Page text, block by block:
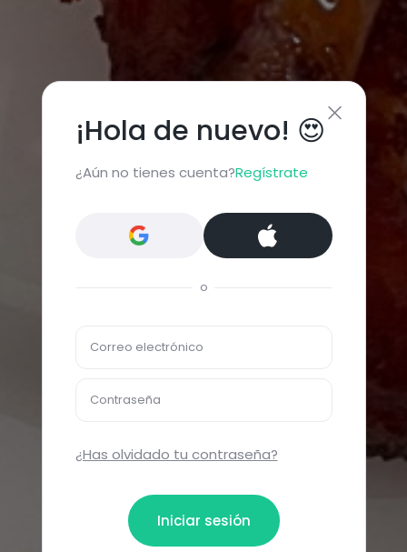
¡Hola de nuevo! 😍
¿Aún no tienes cuenta?Regístrate
o
Correo electrónico
Contraseña
¿Has olvidado tu contraseña?
Iniciar sesión